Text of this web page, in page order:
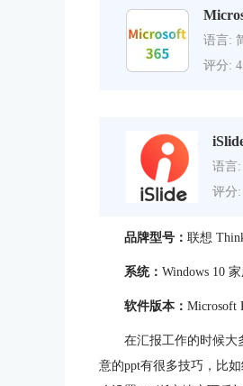
语言:
评分:
语言
评分:
品牌型号： 联想
系统： Windows 10
软件版本： Microsoft
在汇报工作的时候大
意的ppt有很多技巧，比